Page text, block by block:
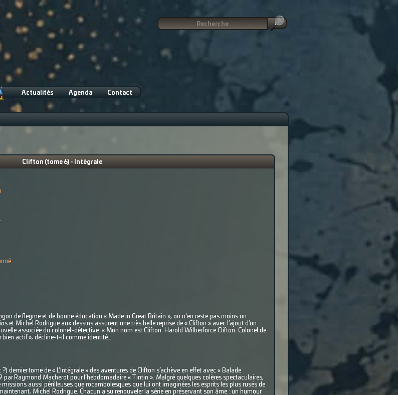
Actualités Agenda Contact
Clifton (tome 6) - Intégrale
de flegme et de bonne éducation « Made in Great Britain », on n'en reste pas moins un
et Michel Rodrigue aux dessins assurent une très belle reprise de « Clifton » avec l’ajout d’un
associée du colonel-détective. « Mon nom est Clifton. Harold Wilberforce Clifton. Colonel de
actif », décline-t-il comme identité…
dernier tome de « L’Intégrale » des aventures de Clifton s’achève en effet avec « Balade
Raymond Macherot pour l’hebdomadaire « Tintin ». Malgré quelques colères spectaculaires,
missions aussi périlleuses que rocambolesques que lui ont imaginées les esprits les plus rusés de
Michel Rodrigue. Chacun a su renouveler la série en préservant son âme : un humour